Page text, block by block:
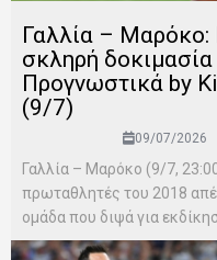
Γαλλία – Μαρόκο:
σκληρή δοκιμασία
Προγνωστικά by
(9/7)
09/07/2026
Γαλλία – Μαρόκο (9/7,
πρωταθλητές του 2018
ομάδα που διψά για